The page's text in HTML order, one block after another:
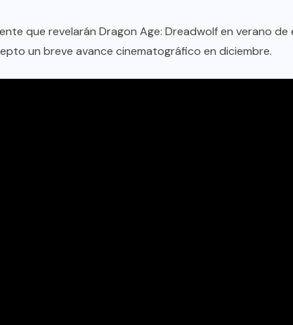
que revelarán Dragon Age: Dreadwolf en verano de
un breve avance cinematográfico en diciembre.